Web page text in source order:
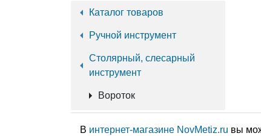
Каталог товаров
Ручной инструмент
Столярный, слесарный
инструмент
Вороток
В интернет-магазине NovMetiz.ru вы